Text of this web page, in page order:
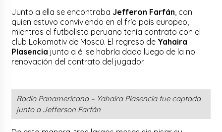
Junto a ella se encontraba Jefferon Farfán , con
quien estuvo conviviendo en el frío país europeo,
mientras el futbolista peruano tenía contrato con el
club Lokomotiv de Moscú. El regreso de Yahaira
Plasencia junto a él se habría dado luego de la no
renovación del contrato del jugador.
Radio Panamericana – Yahaira Plasencia fue captada
junto a Jefferson Farfán